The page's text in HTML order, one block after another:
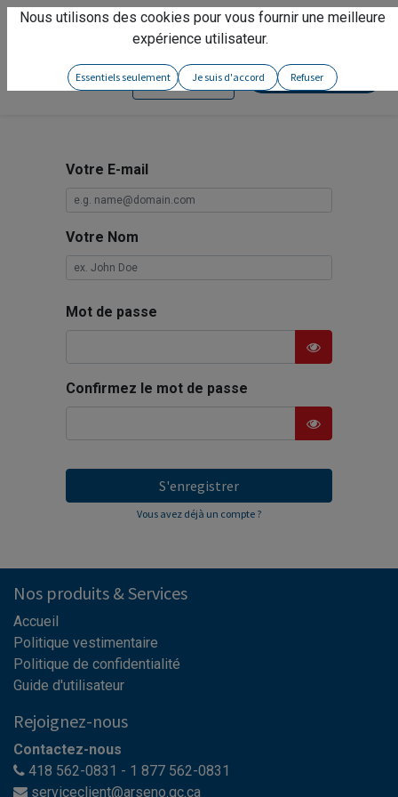
Vivez l'expérienceArseno!
Se connecter Contactez-nous
Votre E-mail
Votre Nom
Mot de passe
Confirmez le mot de passe
S'enregistrer
Vous avez déjà un compte ?
Nos produits & Services
Accueil
Politique vestimentaire
Politique de confidentialité
Guide d'utilisateur
Rejoignez-nous
Contactez-nous
418 562-0831 - 1 877 562-0831
serviceclient@arseno.qc.ca
Nous utilisons des cookies pour vous fournir une meilleure
expérience utilisateur.
Essentiels seulement Je suis d'accord Refuser